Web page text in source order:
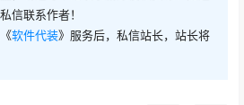
信联系作者！
软件代装》服务后，私信站长，站长将